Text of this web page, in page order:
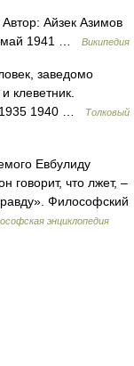
Айзек Азимов
май 1941 …
Википедия
заведомо
клеветник.
1935 1940 …
Толковый
Евбулиду
говорит, что лжет, –
Философский
энциклопедия